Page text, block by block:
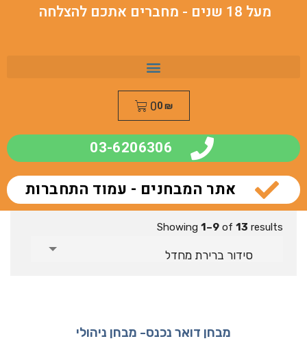
מעל 18 שנים - מחברים אתכם להצלחה
0₪
0
03-6206306
אתר המבחנים - עמוד התחברות
Showing 1–9 of 13 results
סידור ברירת מחדל
מבחן דואר נכנס- מבחן ניהולי